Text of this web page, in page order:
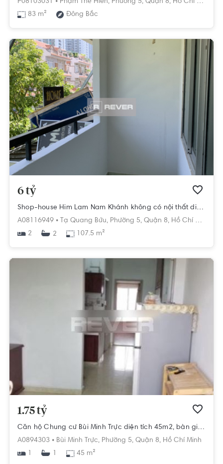
P08103031 • Phạm Thế Hiển, Phường 5, Quận 8, Hồ Chí Minh
83 m²
Đông Bắc
6 tỷ
Shop-house Him Lam Nam Khánh không có nội thất diện tích 107.5m².
A08116949 • Tạ Quang Bửu, Phường 5, Quận 8, Hồ Chí Minh
2
2 107.5 m²
1.75 tỷ
Căn hộ Chung cư Bùi Minh Trực diện tích 45m2, bàn giao đầy đủ nội thất.
A0894303 • Bùi Minh Trực, Phường 5, Quận 8, Hồ Chí Minh
1 45 m²